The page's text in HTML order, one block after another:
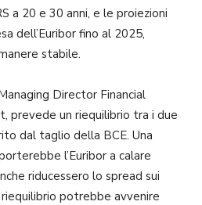
a 20 e 30 anni, e le proiezioni
dell’Euribor fino al 2025,
stabile.
Director Financial
prevede un riequilibrio tra i due
dal taglio della BCE. Una
l’Euribor a calare
riducessero lo spread sui
potrebbe avvenire